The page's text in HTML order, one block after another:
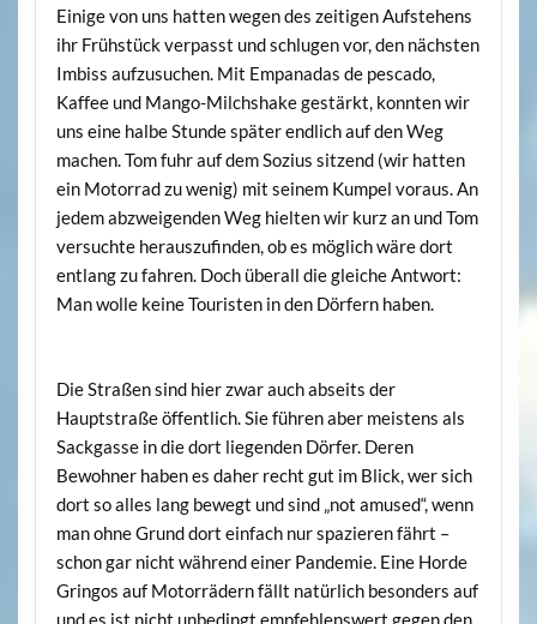
Einige von uns hatten wegen des zeitigen Aufstehens
ihr Frühstück verpasst und schlugen vor, den nächsten
Imbiss aufzusuchen. Mit Empanadas de pescado,
Kaffee und Mango-Milchshake gestärkt, konnten wir
uns eine halbe Stunde später endlich auf den Weg
machen. Tom fuhr auf dem Sozius sitzend (wir hatten
ein Motorrad zu wenig) mit seinem Kumpel voraus. An
jedem abzweigenden Weg hielten wir kurz an und Tom
versuchte herauszufinden, ob es möglich wäre dort
entlang zu fahren. Doch überall die gleiche Antwort:
Man wolle keine Touristen in den Dörfern haben.
Die Straßen sind hier zwar auch abseits der
Hauptstraße öffentlich. Sie führen aber meistens als
Sackgasse in die dort liegenden Dörfer. Deren
Bewohner haben es daher recht gut im Blick, wer sich
dort so alles lang bewegt und sind „not amused“, wenn
man ohne Grund dort einfach nur spazieren fährt –
schon gar nicht während einer Pandemie. Eine Horde
Gringos auf Motorrädern fällt natürlich besonders auf
und es ist nicht unbedingt empfehlenswert gegen den